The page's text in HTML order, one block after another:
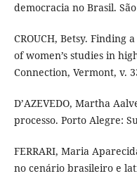
democracia no Brasil.
CROUCH, Betsy. Finding
of women’s studies in
Connection, Vermont, v.
D’AZEVEDO, Martha
processo. Porto Alegre:
FERRARI, Maria
no cenário brasileiro e